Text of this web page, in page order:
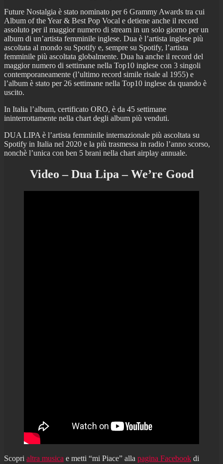
Future Nostalgia è stato nominato per 6 Grammy Awards tra cui
Album of the Year & Best Pop Vocal e detiene anche il record
assoluto per il maggior numero di stream in un solo giorno per un
album di un’artista femminile inglese. Dua è l’artista inglese più
ascoltata al mondo su Spotify e, sempre su Spotify, l’artista
femminile più ascoltata globalmente. Dua ha anche il record del
maggior numero di settimane nella Top10 inglese con 3 singoli
contemporaneamente (l’ultimo record simile risale al 1955) e
l’album è stato per 26 settimane nella Top10 inglese da quando è
uscito.
In Italia l’album, certificato ORO, è da 45 settimane
ininterrottamente nella chart degli album più venduti.
DUA LIPA è l’artista femminile internazionale più ascoltata su
Spotify in Italia nel 2020 e la più trasmessa in radio l’anno scorso,
nonchè l’unica con ben 5 brani nella chart airplay annuale.
Video – Dua Lipa – We’re Good
Scopri altra musica e metti “mi Piace” alla pagina Facebook di